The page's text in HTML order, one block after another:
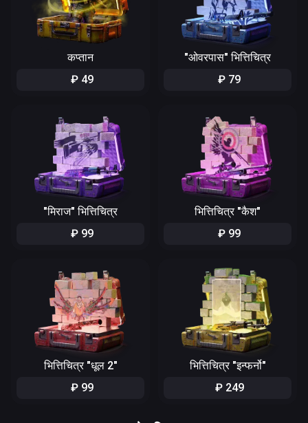
कप्तान
₽ 49
"ओवरपास" भित्तिचित्र
₽ 79
"मिराज" भित्तिचित्र
₽ 99
भित्तिचित्र "कैश"
₽ 99
भित्तिचित्र "धूल 2"
₽ 99
भित्तिचित्र "इन्फर्नो"
₽ 249